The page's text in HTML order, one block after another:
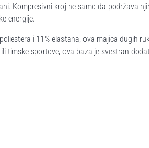
Kompresivni kroj ne samo da podržava
energije.
i 11% elastana, ova majica dugih
timske sportove, ova baza je svestran